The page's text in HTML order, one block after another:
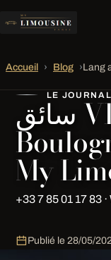
Accueil › Blog ›Lang
LE JOURNALسائق VIP في
My
+33 7 85 01 17 83
Publié le 28/05/